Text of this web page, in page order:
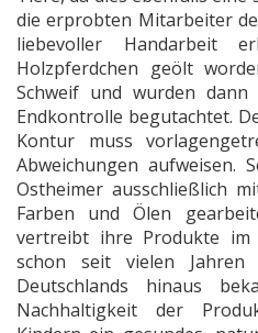
die erprobten Mitarbeiter
liebevoller Handarbeit
Holzpferdchen geölt
Schweif und wurden
Endkontrolle begutachtet.
Kontur muss
Abweichungen aufweisen.
Ostheimer ausschließlich
Farben und Ölen
vertreibt ihre Produkte
schon seit vielen
Deutschlands hinaus
Nachhaltigkeit der